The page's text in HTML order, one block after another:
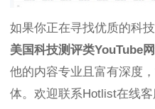
如果你正在寻找优质的科
美国科技测评类YouTube
他的内容专业且富有深度
体。欢迎联系Hotlist在线